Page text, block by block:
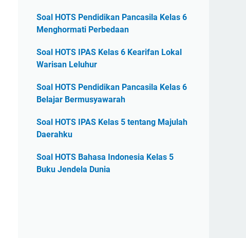
Soal HOTS Pendidikan Pancasila Kelas 6
Menghormati Perbedaan
Soal HOTS IPAS Kelas 6 Kearifan Lokal
Warisan Leluhur
Soal HOTS Pendidikan Pancasila Kelas 6
Belajar Bermusyawarah
Soal HOTS IPAS Kelas 5 tentang Majulah
Daerahku
Soal HOTS Bahasa Indonesia Kelas 5
Buku Jendela Dunia